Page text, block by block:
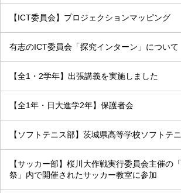
【ICT委員会】プロジェクションマッピング
有志のICT委員会「探究インターン」について
【全1・2学年】出張講義を実施しました
【全1年・日大進学2年】保護者会
【ソフトテニス部】茨城県高等学校ソフトテ
【サッカー部】桜川大作戦実行委員会主催の
祭」内で開催されたサッカー教室に参加